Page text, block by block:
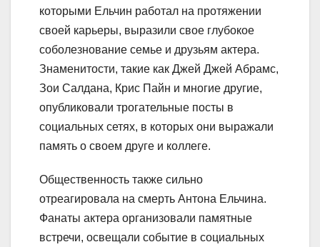
которыми Ельчин работал на протяжении
своей карьеры, выразили свое глубокое
соболезнование семье и друзьям актера.
Знаменитости, такие как Джей Джей Абрамс,
Зои Салдана, Крис Пайн и многие другие,
опубликовали трогательные посты в
социальных сетях, в которых они выражали
память о своем друге и коллеге.
Общественность также сильно
отреагировала на смерть Антона Ельчина.
Фанаты актера организовали памятные
встречи, освещали событие в социальных